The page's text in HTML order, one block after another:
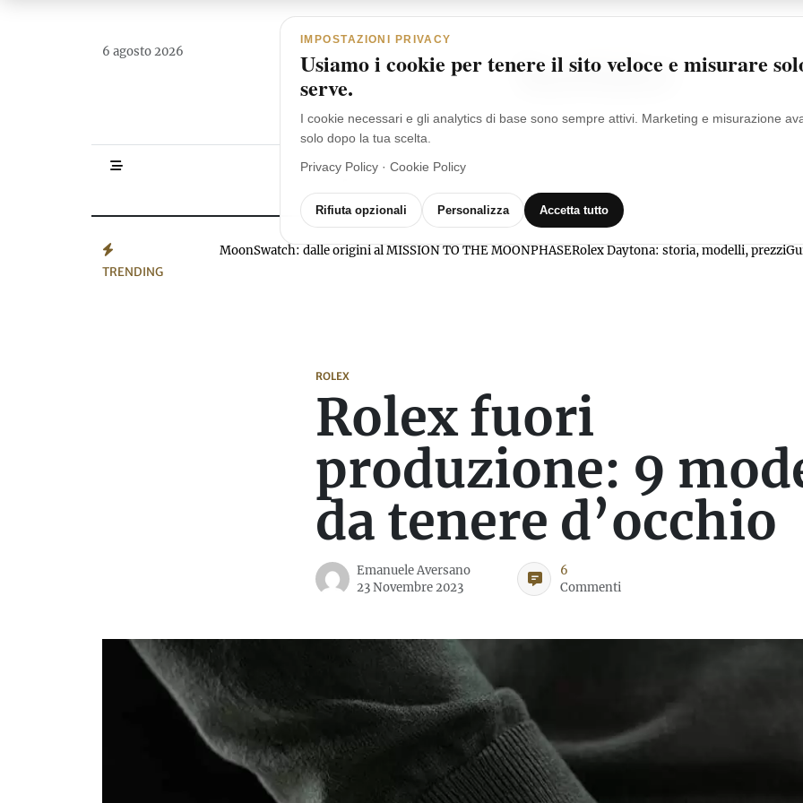
Navigazione principale
6 agosto 2026
TRENDING
MoonSwatch: dalle origini al MISSION TO THE MOONPHASERolex Daytona: storia, modelli, prezzi
ROLEX
Rolex fuori
produzione: 9
da tenere d’occhio
Emanuele Aversano
23 Novembre 2023
6
Commenti
IMPOSTAZIONI PRIVACY
Usiamo i cookie per tenere il sito veloce e misurare
serve.
I cookie necessari e gli analytics di base sono sempre attivi. Marketing e misurazione
solo dopo la tua scelta.
Privacy Policy · Cookie Policy
Rifiuta opzionali Personalizza Accetta tutto